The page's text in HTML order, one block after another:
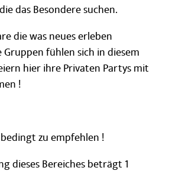
das Besondere suchen.
die was neues erleben
fühlen sich in diesem
hier ihre Privaten Partys mit
!
zu empfehlen !
dieses Bereiches beträgt 1